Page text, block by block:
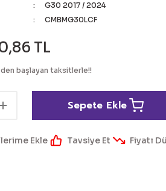
G30 2017 / 2024
CMBMG30LCF
TL
den başlayan taksitlerle!!
Sepete Ekle
Tavsiye Et Fiyatı